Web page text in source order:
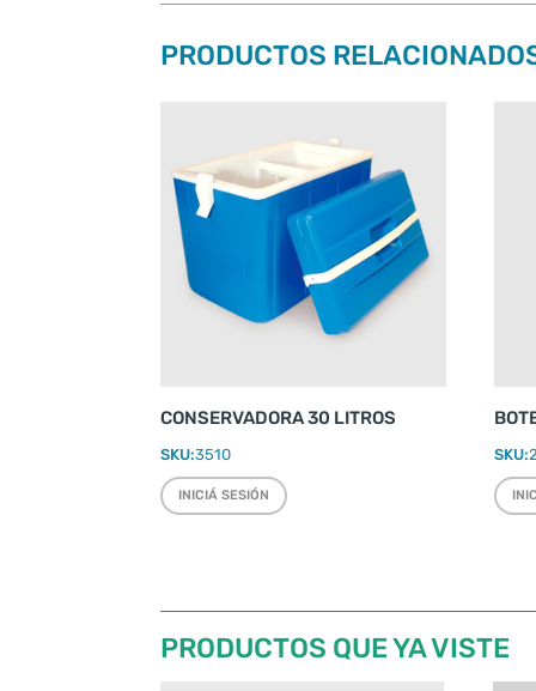
PRODUCTOS
CONSERVADORA 30 LITROS
SKU:3510
INICIÁ SESIÓN
SKU:
PRODUCTOS QUE YA VISTE